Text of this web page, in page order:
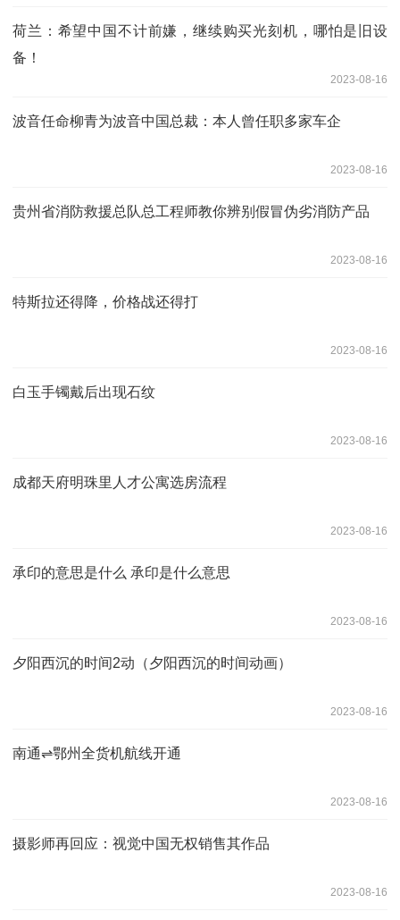
荷兰：希望中国不计前嫌，继续购买光刻机，哪怕是旧设
备！
2023-08-16
波音任命柳青为波音中国总裁：本人曾任职多家车企
2023-08-16
贵州省消防救援总队总工程师教你辨别假冒伪劣消防产品
2023-08-16
特斯拉还得降，价格战还得打
2023-08-16
白玉手镯戴后出现石纹
2023-08-16
成都天府明珠里人才公寓选房流程
2023-08-16
承印的意思是什么 承印是什么意思
2023-08-16
夕阳西沉的时间2动（夕阳西沉的时间动画）
2023-08-16
南通⇌鄂州全货机航线开通
2023-08-16
摄影师再回应：视觉中国无权销售其作品
2023-08-16